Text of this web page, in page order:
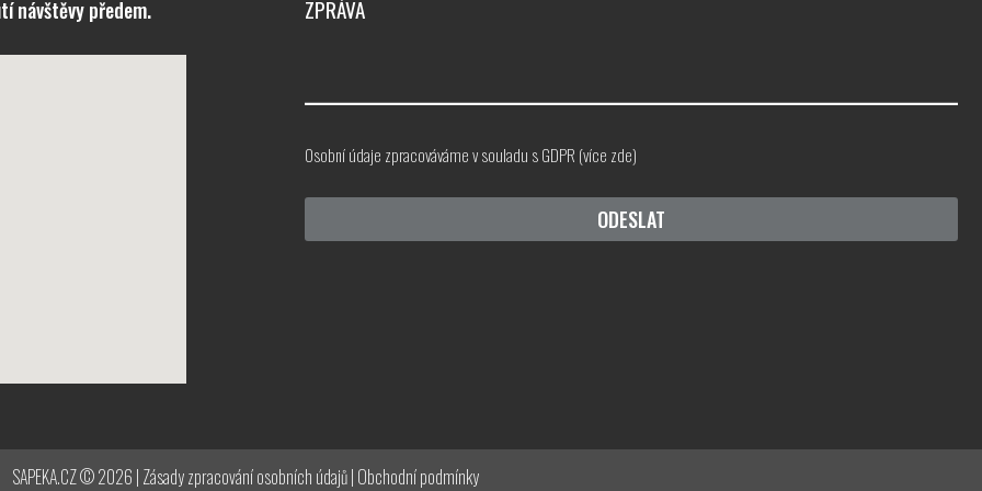
návštěvy předem.
ZPRÁVA
Osobní údaje zpracováváme v souladu s GDPR (více zde)
ODESLAT
SAPEKA.CZ © 2026 | Zásady zpracování osobních údajů| Obchodní podmínky